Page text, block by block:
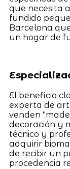
que necesita
fundido
Barcelona
un hogar de
El beneficio
experta de
venden
decoración y
técnico y
adquirir
de recibir un
procedencia